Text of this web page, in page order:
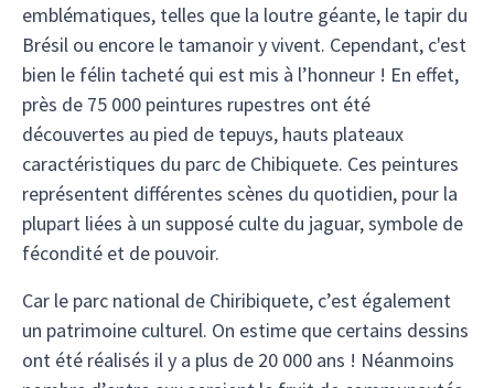
emblématiques, telles que la loutre géante, le tapir du
Brésil ou encore le tamanoir y vivent. Cependant, c'est
bien le félin tacheté qui est mis à l’honneur ! En effet,
près de 75 000 peintures rupestres ont été
découvertes au pied de tepuys, hauts plateaux
caractéristiques du parc de Chibiquete. Ces peintures
représentent différentes scènes du quotidien, pour la
plupart liées à un supposé culte du jaguar, symbole de
fécondité et de pouvoir.
Car le parc national de Chiribiquete, c’est également
un patrimoine culturel. On estime que certains dessins
ont été réalisés il y a plus de 20 000 ans ! Néanmoins